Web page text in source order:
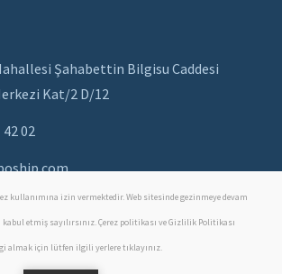
kullanımına izin vermektedir. Web sitesinde gezinmeye devam
kabul etmiş sayılırsınız. Çerez politikası ve Gizlilik Politikası
almak için lütfen ilgili yerlere tıklayınız.
Şahabettin Bilgisu Caddesi
Kat/2 D/12
02